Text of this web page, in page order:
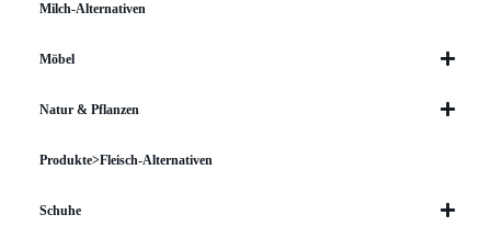
Milch-Alternativen
Möbel
Natur & Pflanzen
Produkte>Fleisch-Alternativen
Schuhe